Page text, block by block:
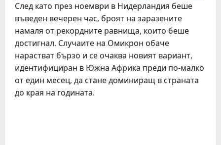
След като през ноември в Нидерландия беше
въведен вечерен час, броят на заразените
намаля от рекордните равнища, които беше
достигнал. Случаите на Омикрон обаче
нарастват бързо и се очаква новият вариант,
идентифициран в Южна Африка преди по-малко
от един месец, да стане доминиращ в страната
до края на годината.